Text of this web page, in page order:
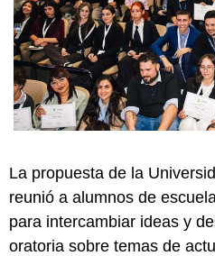
La propuesta de la
reunió a alumnos de
para intercambiar ideas y
oratoria sobre temas de